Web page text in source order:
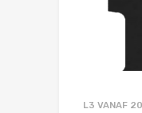
L3 VANAF